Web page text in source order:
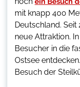
mit knapp 400
Deutschland.
neue Attraktion.
Besucher in die
Ostsee
Besuch der